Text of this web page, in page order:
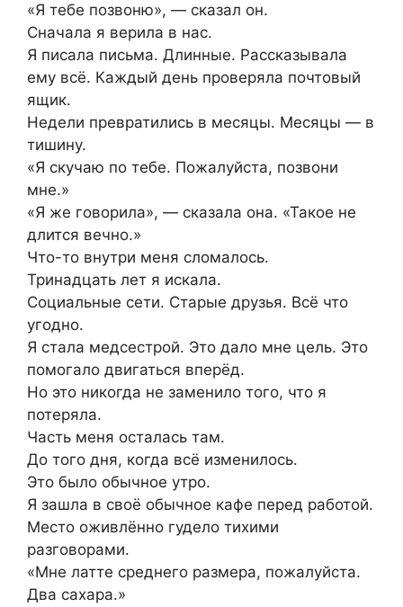
«Я тебе позвоню», — сказал он.
Сначала я верила в нас.
Я писала письма. Длинные. Рассказывала
ему всё. Каждый день проверяла почтовый
ящик.
Недели превратились в месяцы. Месяцы — в
тишину.
«Я скучаю по тебе. Пожалуйста, позвони
мне.»
«Я же говорила», — сказала она. «Такое не
длится вечно.»
Что-то внутри меня сломалось.
Тринадцать лет я искала.
Социальные сети. Старые друзья. Всё что
угодно.
Я стала медсестрой. Это дало мне цель. Это
помогало двигаться вперёд.
Но это никогда не заменило того, что я
потеряла.
Часть меня осталась там.
До того дня, когда всё изменилось.
Это было обычное утро.
Я зашла в своё обычное кафе перед работой.
Место оживлённо гудело тихими
разговорами.
«Мне латте среднего размера, пожалуйста.
Два сахара.»